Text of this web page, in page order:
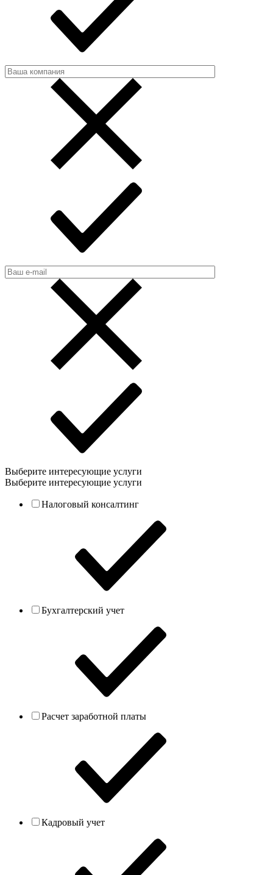
Выберите интересующие услуги
Выберите интересующие услуги
Налоговый консалтинг
Бухгалтерский учет
Расчет заработной платы
Кадровый учет